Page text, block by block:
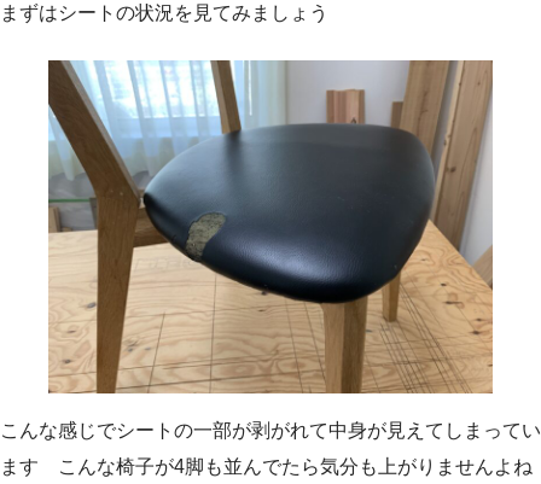
まずはシートの状況を見てみましょう
こんな感じでシートの一部が剥がれて中身が見えてしまってい
ます こんな椅子が4脚も並んでたら気分も上がりませんよね